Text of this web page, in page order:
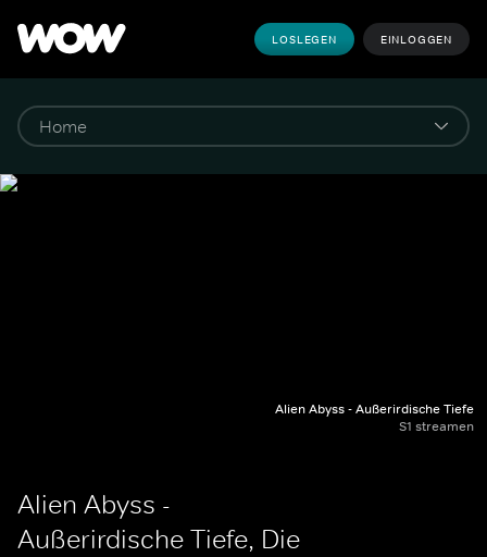
LOSLEGEN EINLOGGEN
Alien Abyss - Außerirdische Tiefe
S1 streamen
Alien Abyss -
Außerirdische Tiefe, Die